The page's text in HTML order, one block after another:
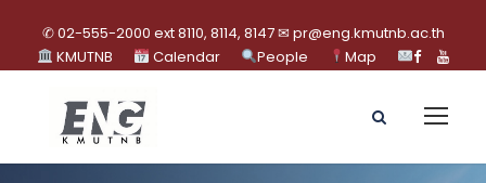
✆ 02-555-2000 ext 8110, 8114, 8147 ✉ pr@eng.kmutnb.ac.th
KMUTNB
Calendar People Map